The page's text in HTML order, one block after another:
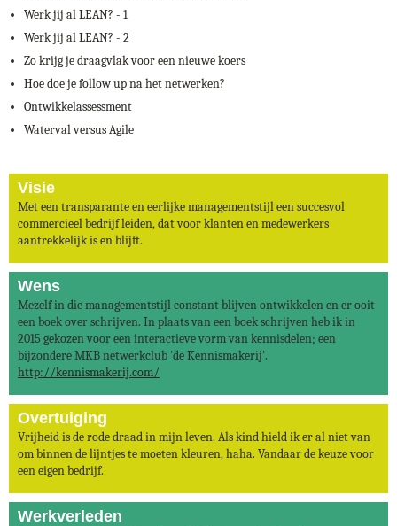
Werk jij al LEAN? - 1
Werk jij al LEAN? - 2
Zo krijg je draagvlak voor een nieuwe koers
Hoe doe je follow up na het netwerken?
Ontwikkelassessment
Waterval versus Agile
Visie
Met een transparante en eerlijke managementstijl een succesvol
commercieel bedrijf leiden, dat voor klanten en medewerkers
aantrekkelijk is en blijft.
Wens
Mezelf in die managementstijl constant blijven ontwikkelen en er ooit
een boek over schrijven. In plaats van een boek schrijven heb ik in
2015 gekozen voor een interactieve vorm van kennisdelen; een
bijzondere MKB netwerkclub 'de Kennismakerij'.
http://kennismakerij.com/
Overtuiging
Vrijheid is de rode draad in mijn leven. Als kind hield ik er al niet van
om binnen de lijntjes te moeten kleuren, haha. Vandaar de keuze voor
een eigen bedrijf.
Werkverleden